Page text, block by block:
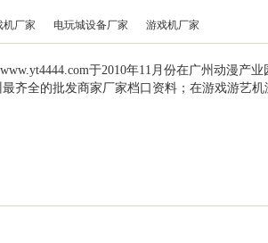
机厂家 电玩城设备厂家 游戏机厂家
于2010年11月份在广州动漫
齐全的批发商家厂家档口资料；在游戏游艺